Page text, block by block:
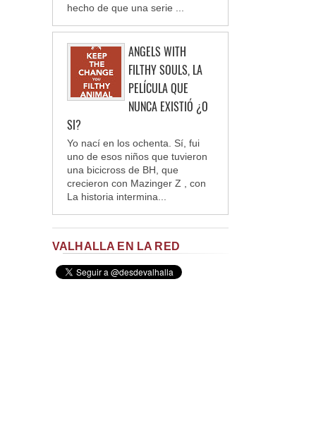
hecho de que una serie ...
ANGELS WITH
FILTHY SOULS, LA
PELÍCULA QUE
NUNCA EXISTIÓ ¿O
SI?
Yo nací en los ochenta. Sí, fui
uno de esos niños que tuvieron
una bicicross de BH, que
crecieron con Mazinger Z , con
La historia intermina...
VALHALLA EN LA RED